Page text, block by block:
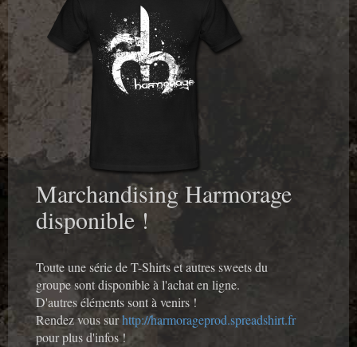
Marchandising Harmorage
disponible !
Toute une série de T-Shirts et autres sweets du
groupe sont disponible à l'achat en ligne.
D'autres éléments sont à venirs !
Rendez vous surhttp://harmorageprod.spreadshirt.fr
pour plus d'infos !